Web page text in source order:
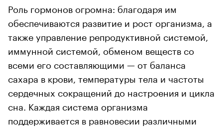
Роль гормонов огромна: благодаря им
обеспечиваются развитие и рост организма, а
также управление репродуктивной системой,
иммунной системой, обменом веществ со
всеми его составляющими — от баланса
сахара в крови, температуры тела и частоты
сердечных сокращений до настроения и цикла
сна. Каждая система организма
поддерживается в равновесии различными